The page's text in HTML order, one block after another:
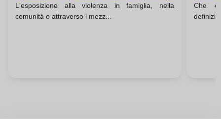
Sul Cervello Infantile
L'esposizione alla violenza in famiglia, nella
comunità o attraverso i mezz...
Casa
Che